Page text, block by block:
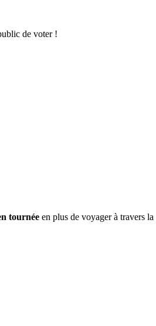
de voter !
tournée en plus de voyager à travers